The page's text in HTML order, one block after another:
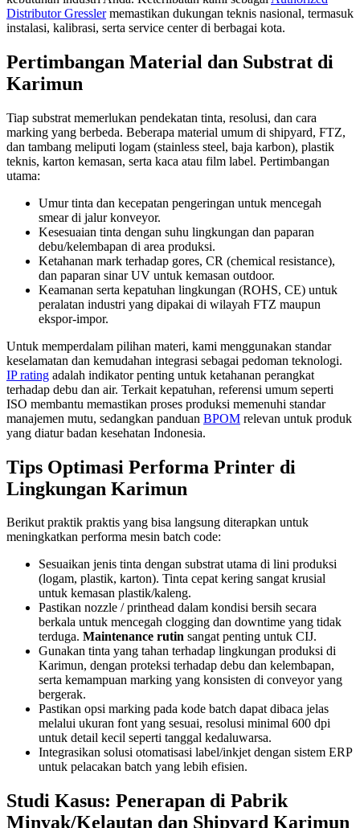
Distributor Gresslermemastikan dukungan teknis nasional, termasuk
instalasi, kalibrasi, serta service center di berbagai kota.
Pertimbangan Material dan Substrat di
Karimun
Tiap substrat memerlukan pendekatan tinta, resolusi, dan cara
marking yang berbeda. Beberapa material umum di shipyard, FTZ,
dan tambang meliputi logam (stainless steel, baja karbon), plastik
teknis, karton kemasan, serta kaca atau film label. Pertimbangan
utama:
Umur tinta dan kecepatan pengeringan untuk mencegah
smear di jalur konveyor.
Kesesuaian tinta dengan suhu lingkungan dan paparan
debu/kelembapan di area produksi.
Ketahanan mark terhadap gores, CR (chemical resistance),
dan paparan sinar UV untuk kemasan outdoor.
Keamanan serta kepatuhan lingkungan (ROHS, CE) untuk
peralatan industri yang dipakai di wilayah FTZ maupun
ekspor-impor.
Untuk memperdalam pilihan materi, kami menggunakan standar
keselamatan dan kemudahan integrasi sebagai pedoman teknologi.
IP rating adalah indikator penting untuk ketahanan perangkat
terhadap debu dan air. Terkait kepatuhan, referensi umum seperti
ISO membantu memastikan proses produksi memenuhi standar
manajemen mutu, sedangkan panduan BPOM relevan untuk produk
yang diatur badan kesehatan Indonesia.
Tips Optimasi Performa Printer di
Lingkungan Karimun
Berikut praktik praktis yang bisa langsung diterapkan untuk
meningkatkan performa mesin batch code:
Sesuaikan jenis tinta dengan substrat utama di lini produksi
(logam, plastik, karton). Tinta cepat kering sangat krusial
untuk kemasan plastik/kaleng.
Pastikan nozzle / printhead dalam kondisi bersih secara
berkala untuk mencegah clogging dan downtime yang tidak
terduga. Maintenance rutin sangat penting untuk CIJ.
Gunakan tinta yang tahan terhadap lingkungan produksi di
Karimun, dengan proteksi terhadap debu dan kelembapan,
serta kemampuan marking yang konsisten di conveyor yang
bergerak.
Pastikan opsi marking pada kode batch dapat dibaca jelas
melalui ukuran font yang sesuai, resolusi minimal 600 dpi
untuk detail kecil seperti tanggal kedaluwarsa.
Integrasikan solusi otomatisasi label/inkjet dengan sistem ERP
untuk pelacakan batch yang lebih efisien.
Studi Kasus: Penerapan di Pabrik
Minyak/Kelautan dan Shipyard Karimun